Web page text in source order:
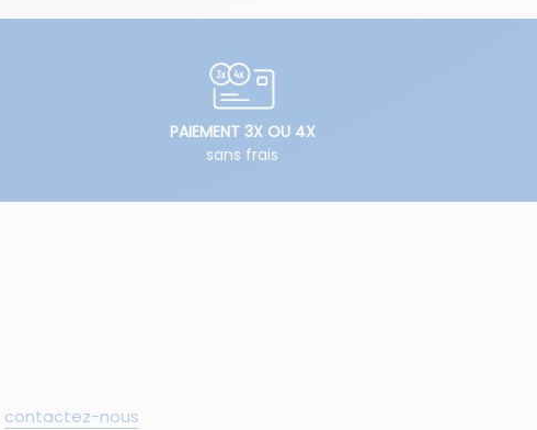
contactez-nous
PAIEMENT 3X OU 4X
sans frais